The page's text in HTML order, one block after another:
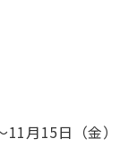
月15日（金）